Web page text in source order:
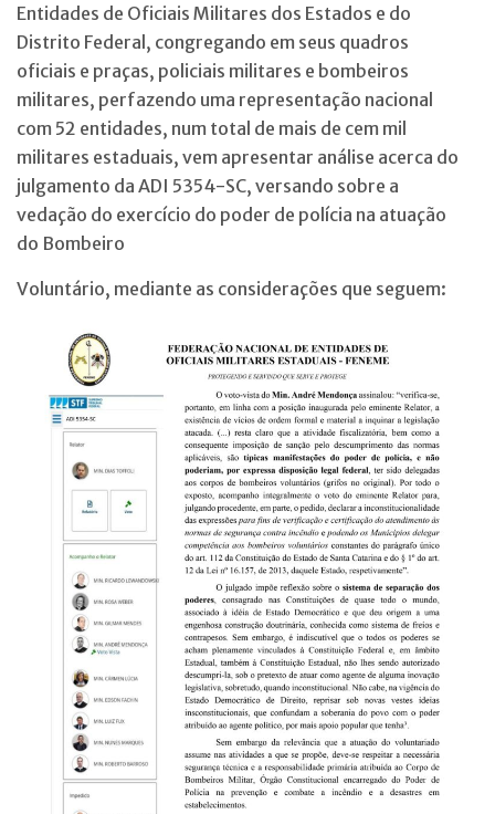
Entidades de Oficiais Militares dos Estados e do
Distrito Federal, congregando em seus quadros
oficiais e praças, policiais militares e bombeiros
militares, perfazendo uma representação nacional
com 52 entidades, num total de mais de cem mil
militares estaduais, vem apresentar análise acerca do
julgamento da ADI 5354-SC, versando sobre a
vedação do exercício do poder de polícia na atuação
do Bombeiro
Voluntário, mediante as considerações que seguem: